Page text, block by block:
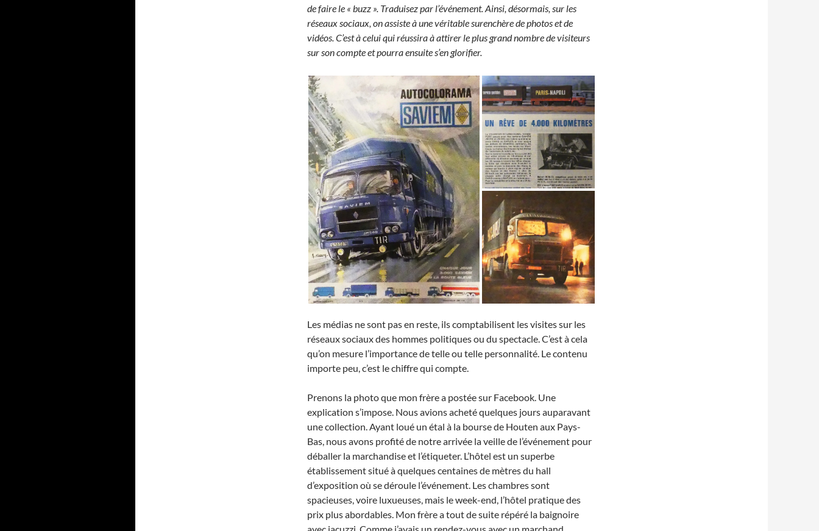
de faire le « buzz ». Traduisez par l’événement. Ainsi, désormais, sur les
réseaux sociaux, on assiste à une véritable surenchère de photos et de
vidéos. C’est à celui qui réussira à attirer le plus grand nombre de visiteurs
sur son compte et pourra ensuite s’en glorifier.
Les médias ne sont pas en reste, ils comptabilisent les visites sur les
réseaux sociaux des hommes politiques ou du spectacle. C’est à cela
qu’on mesure l’importance de telle ou telle personnalité. Le contenu
importe peu, c’est le chiffre qui compte.
Prenons la photo que mon frère a postée sur Facebook. Une
explication s’impose. Nous avions acheté quelques jours auparavant
une collection. Ayant loué un étal à la bourse de Houten aux Pays-
Bas, nous avons profité de notre arrivée la veille de l’événement pour
déballer la marchandise et l’étiqueter. L’hôtel est un superbe
établissement situé à quelques centaines de mètres du hall
d’exposition où se déroule l’événement. Les chambres sont
spacieuses, voire luxueuses, mais le week-end, l’hôtel pratique des
prix plus abordables. Mon frère a tout de suite répéré la baignoire